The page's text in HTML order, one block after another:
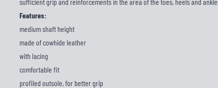
Features:
medium shaft height
made of cowhide leather
with lacing
comfortable fit
profiled outsole, for better grip